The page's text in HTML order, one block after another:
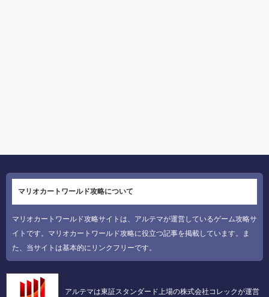
マリオカートワールド攻略について
マリオカートワールド攻略サイトは、アルテマが運営しているゲーム攻略サ
イトです。マリオカートワールド攻略に役立つ記事を掲載しています。ま
た、当サイトは基本的にリンクフリーです。
アルテマは東証スタンダード上場の株式会社コレックが運営